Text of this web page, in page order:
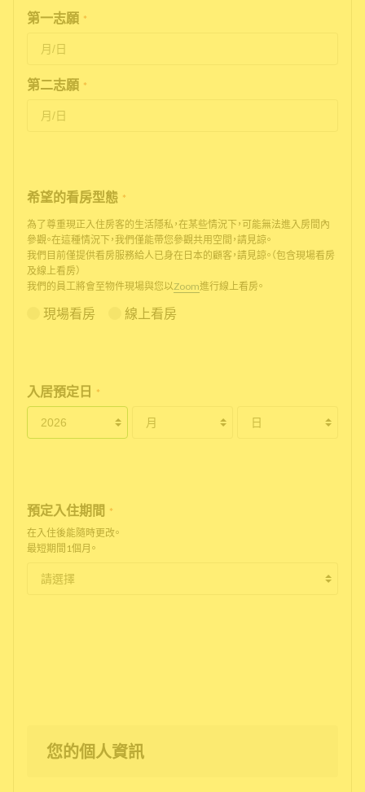
第一志願 *
第二志願 *
希望的看房型態 *
為了尊重現正入住房客的生活隱私，在某些情況下，可能無法進入房間內
參觀。在這種情況下，我們僅能帶您參觀共用空間，請見諒。
我們目前僅提供看房服務給人已身在日本的顧客，請見諒。（包含現場看房
及線上看房）
我們的員工將會至物件現場與您以Zoom進行線上看房。
現場看房 線上看房
入居預定日 *
預定入住期間 *
在入住後能隨時更改。
最短期間1個月。
您的個人資訊